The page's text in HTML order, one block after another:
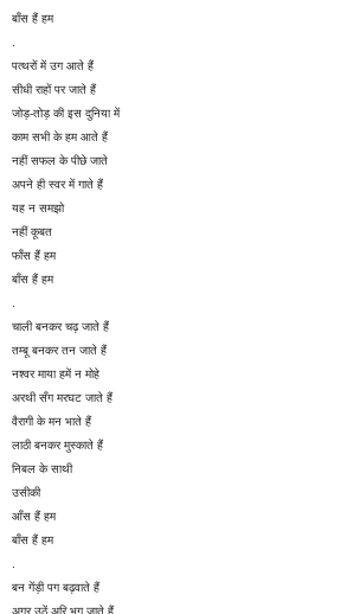
बाँस हैं हम
पत्थरों में उग आते हैं
सीधी राहों पर जाते हैं
जोड़-तोड़ की इस दुनिया में
काम सभी के हम आते हैं
नहीं सफल के पीछे जाते
अपने ही स्वर में गाते हैं
यह न समझो
नहीं कूबत
फाँस हैं हम
बाँस हैं हम
चाली बनकर चढ़ जाते हैं
तम्बू बनकर तन जाते हैं
नश्वर माया हमें न मोहे
अरथी सँग मरघट जाते हैं
वैरागी के मन भाते हैं
लाठी बनकर मुस्काते हैं
निबल के साथी
उसीकी
आँस हैं हम
बाँस हैं हम
बन गेंड़ी पग बढ़वाते हैं
अगर उठें अरि भग जाते हैं